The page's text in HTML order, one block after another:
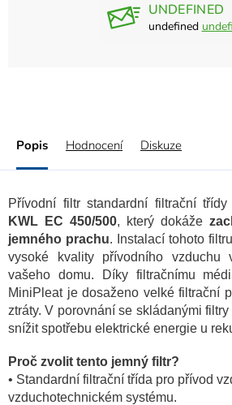
UNDEFINED
undefined
Popis Hodnocení Diskuze
Přívodní filtr standardní filtrační
KWL EC 450/500, který dokáže
jemného prachu. Instalací tohoto
vysoké kvality přívodního vzduchu
vašeho domu. Díky filtračnímu
MiniPleat je dosaženo velké filtrační
ztráty. V porovnání se skládanými
snížit spotřebu elektrické energie u
Proč zvolit tento jemný filtr?
• Standardní filtrační třída pro přívod
vzduchotechnickém systému.